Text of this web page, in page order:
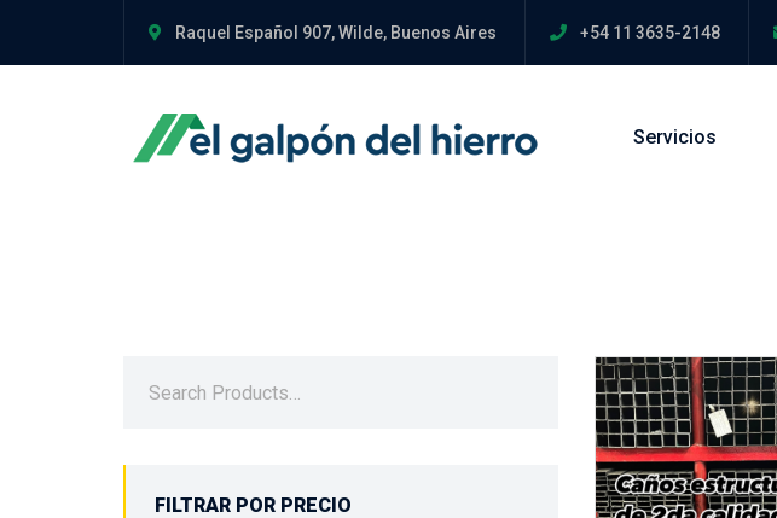
Raquel Español 907, Wilde, Buenos Aires +54 11 3635-2148
Servicios
FILTRAR POR PRECIO